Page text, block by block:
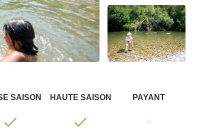
SAISON HAUTE SAISON PAYANT